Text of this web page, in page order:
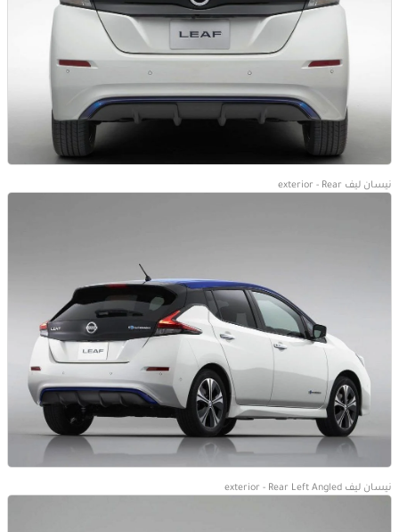
نيسان ليف exterior - Rear
نيسان ليف exterior - Rear Left Angled